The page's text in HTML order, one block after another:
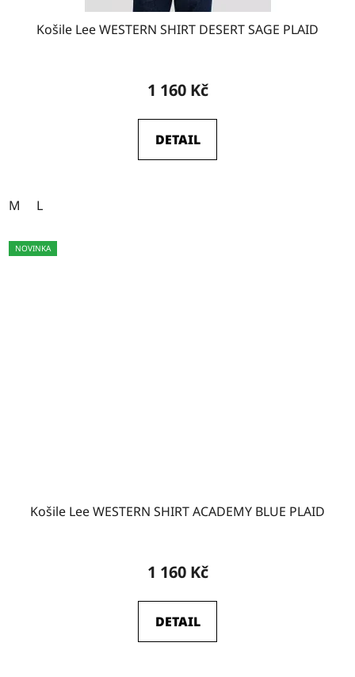
Košile Lee WESTERN SHIRT DESERT SAGE PLAID
1 160 Kč
DETAIL
M L
NOVINKA
Košile Lee WESTERN SHIRT ACADEMY BLUE PLAID
1 160 Kč
DETAIL